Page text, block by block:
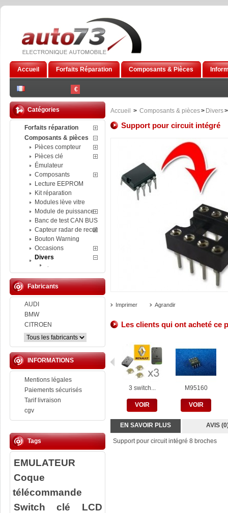
€
Accueil Forfaits Réparation Composants & Pièces
Catégories
Forfaits réparation
Composants & pièces
Pièces compteur
Pièces clé
Émulateur
Composants
Lecture EEPROM
Kit réparation
Modules lève vitre
Module de puissance
Banc de test CAN BUS
Capteur radar de recul
Bouton Warning
Occasions
Divers
.
Fabricants
AUDI
BMW
CITROEN
INFORMATIONS
Mentions légales
Paiements sécurisés
Tarif livraison
cgv
Tags
EMULATEUR
Coque
télécommande
Switch clé
LCD
Accueil > Composants & pièces> Divers>
Support pour circuit intégré
Imprimer Agrandir
Les clients qui ont acheté ce
3 switch...
VOIR
M95160
VOIR
EN SAVOIR PLUS AVIS
Support pour circuit intégré 8 broches